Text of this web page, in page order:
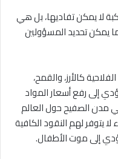
لا يمكن تفاديها، بل هي
يمكن تحديد المسؤولين
كالأرز، والقمح،
إلى رفع أسعار المواد
مدن الصفيح حول العالم
هؤلاء لا يتوفر لهم النقود الكافية
إلى موت الأطفال.